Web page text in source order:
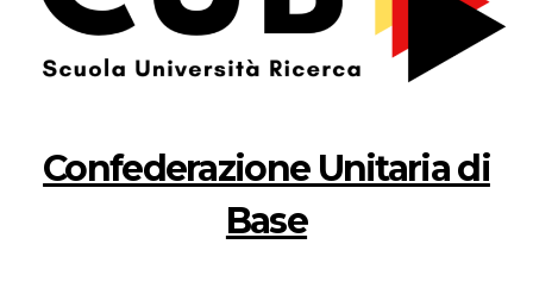
Confederazione Unitaria di
Base